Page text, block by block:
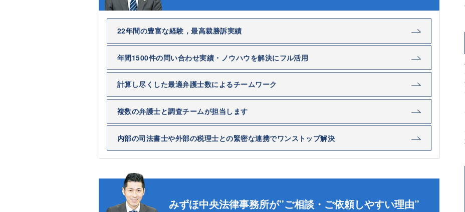
22年間の豊富な経験，最高裁勝訴実績
年間1500件の問い合わせ実績・ノウハウを解決にフル活用
計算し尽くした最適弁護士数によるチームワーク
複数の弁護士と調査チームが担当します
内部の司法書士や外部の税理士との緊密な連携でワンストップ解決
みずほ中央法律事務所が”ご相談・ご依頼しやすい理由”